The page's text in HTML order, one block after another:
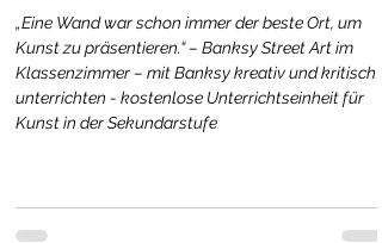
„Eine Wand war schon immer der beste Ort, um
Kunst zu präsentieren.“ – Banksy Street Art im
Klassenzimmer – mit Banksy kreativ und kritisch
unterrichten - kostenlose Unterrichtseinheit für
Kunst in der Sekundarstufe